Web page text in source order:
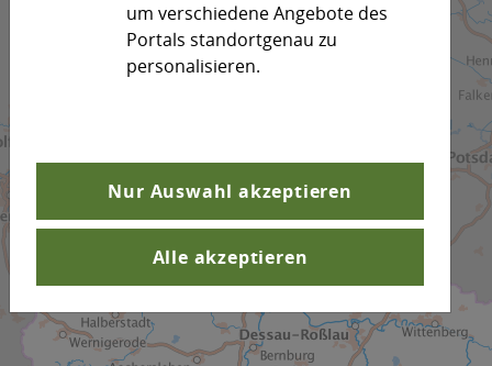
um verschiedene Angebote des
Portals standortgenau zu
personalisieren.
Nur Auswahl akzeptieren
Alle akzeptieren